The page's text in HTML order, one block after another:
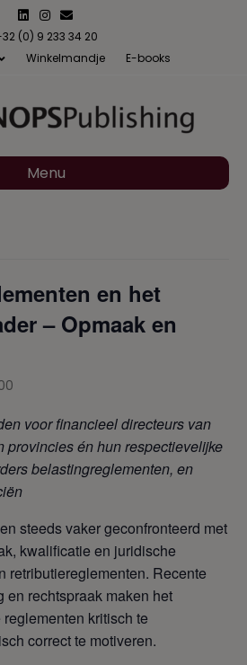
n
n
s
a
m
m
a
l
(0) 9 233 34 20
Winkelmandje E-books
Menu
en het
– Opmaak en
voor financieel directeurs van
provincies én hun respectievelijke
belastingreglementen, en
steeds vaker geconfronteerd met
kwalificatie en juridische
retributiereglementen. Recente
rechtspraak maken het
kritisch te
correct te motiveren.